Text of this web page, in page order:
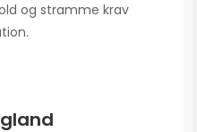
og stramme krav